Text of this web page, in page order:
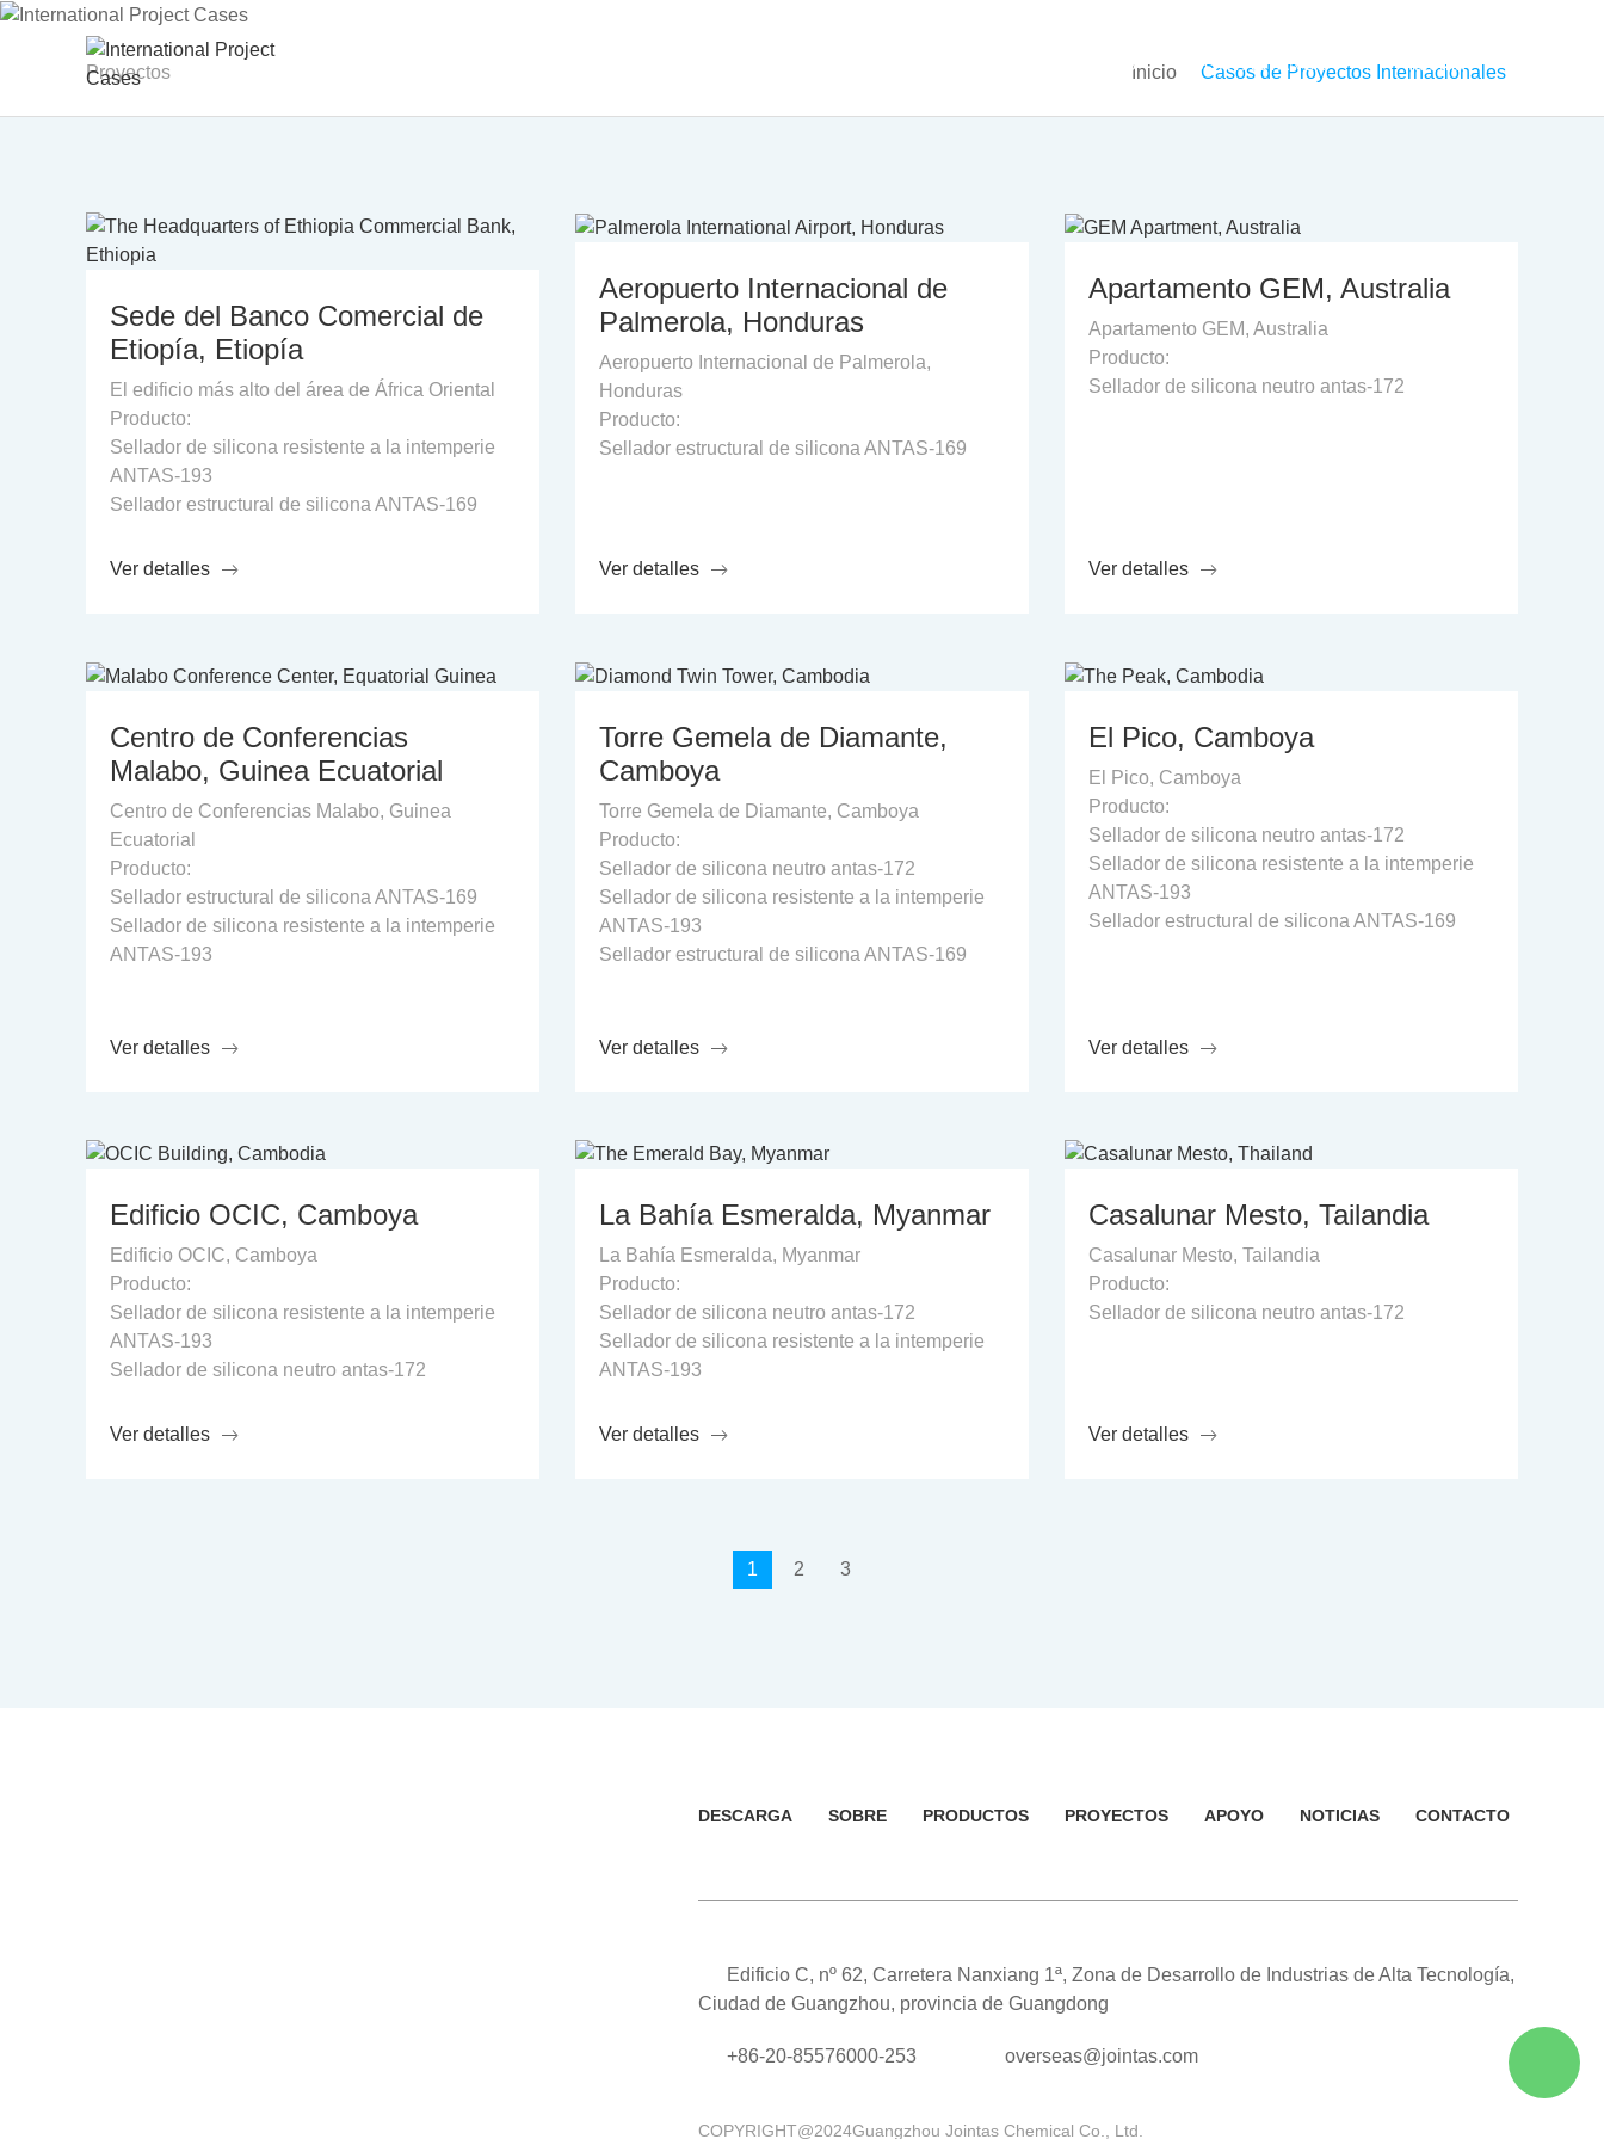
NOTICIAS CONTÁCTANOS Idioma
Internacionales
Inicio Casos de Proyectos Internacionales
Proyectos
Sede del Banco Comercial de
Etiopía, Etiopía
El edificio más alto del área de África Oriental
Producto:
Sellador de silicona resistente a la intemperie
ANTAS-193
Sellador estructural de silicona ANTAS-169
Ver detalles
Aeropuerto Internacional de
Palmerola, Honduras
Aeropuerto Internacional de Palmerola,
Honduras
Producto:
Sellador estructural de silicona ANTAS-169
Ver detalles
Apartamento GEM, Australia
Apartamento GEM, Australia
Producto:
Sellador de silicona neutro antas-172
Ver detalles
Centro de Conferencias
Malabo, Guinea Ecuatorial
Centro de Conferencias Malabo, Guinea
Ecuatorial
Producto:
Sellador estructural de silicona ANTAS-169
Sellador de silicona resistente a la intemperie
ANTAS-193
Ver detalles
Torre Gemela de Diamante,
Camboya
Torre Gemela de Diamante, Camboya
Producto:
Sellador de silicona neutro antas-172
Sellador de silicona resistente a la intemperie
ANTAS-193
Sellador estructural de silicona ANTAS-169
Ver detalles
El Pico, Camboya
El Pico, Camboya
Producto:
Sellador de silicona neutro antas-172
Sellador de silicona resistente a la intemperie
ANTAS-193
Sellador estructural de silicona ANTAS-169
Ver detalles
Edificio OCIC, Camboya
Edificio OCIC, Camboya
Producto:
Sellador de silicona resistente a la intemperie
ANTAS-193
Sellador de silicona neutro antas-172
Ver detalles
La Bahía Esmeralda, Myanmar
La Bahía Esmeralda, Myanmar
Producto:
Sellador de silicona neutro antas-172
Sellador de silicona resistente a la intemperie
ANTAS-193
Ver detalles
Casalunar Mesto, Tailandia
Casalunar Mesto, Tailandia
Producto:
Sellador de silicona neutro antas-172
Ver detalles
1 2 3
DESCARGA SOBRE PRODUCTOS PROYECTOS APOYO NOTICIAS CONTACTO
Edificio C, nº 62, Carretera Nanxiang 1ª, Zona de Desarrollo de Industrias de Alta Tecnología,
Ciudad de Guangzhou, provincia de Guangdong
+86-20-85576000-253 overseas@jointas.com
COPYRIGHT@2024Guangzhou Jointas Chemical Co., Ltd.